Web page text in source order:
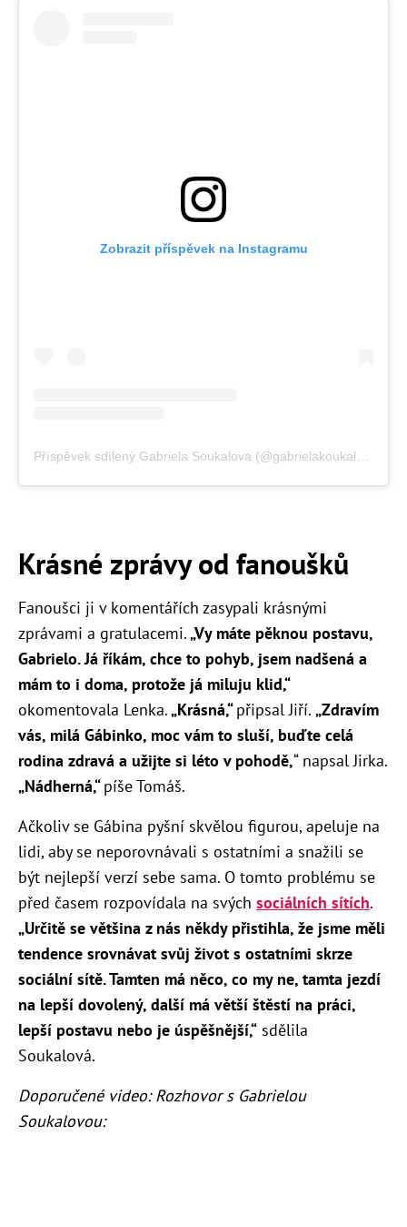
Zobrazit příspěvek na Instagramu
Krásné zprávy od fanoušků
Fanoušci ji v komentářích zasypali krásnými
zprávami a gratulacemi.„Vy máte pěknou postavu,
Gabrielo. Já říkám, chce to pohyb, jsem nadšená a
mám to i doma, protože já miluju klid,“
okomentovala Lenka.„Krásná,“připsal Jiří. „Zdravím
vás, milá Gábinko, moc vám to sluší, buďte celá
rodina zdravá a užijte si léto v pohodě,“ napsal Jirka.
„Nádherná,“píše Tomáš.
Ačkoliv se Gábina pyšní skvělou figurou, apeluje na
lidi, aby se neporovnávali s ostatními a snažili se
být nejlepší verzí sebe sama. O tomto problému se
před časem rozpovídala na svých sociálních sítích.
„Určitě se většina z nás někdy přistihla, že jsme měli
tendence srovnávat svůj život s ostatními skrze
sociální sítě. Tamten má něco, co my ne, tamta jezdí
na lepší dovolený, další má větší štěstí na práci,
lepší postavu nebo je úspěšnější,“ sdělila
Soukalová.
Doporučené video: Rozhovor s Gabrielou
Soukalovou: